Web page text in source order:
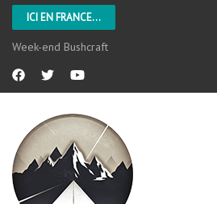
ICI EN FRANCE...
L’Aveyron